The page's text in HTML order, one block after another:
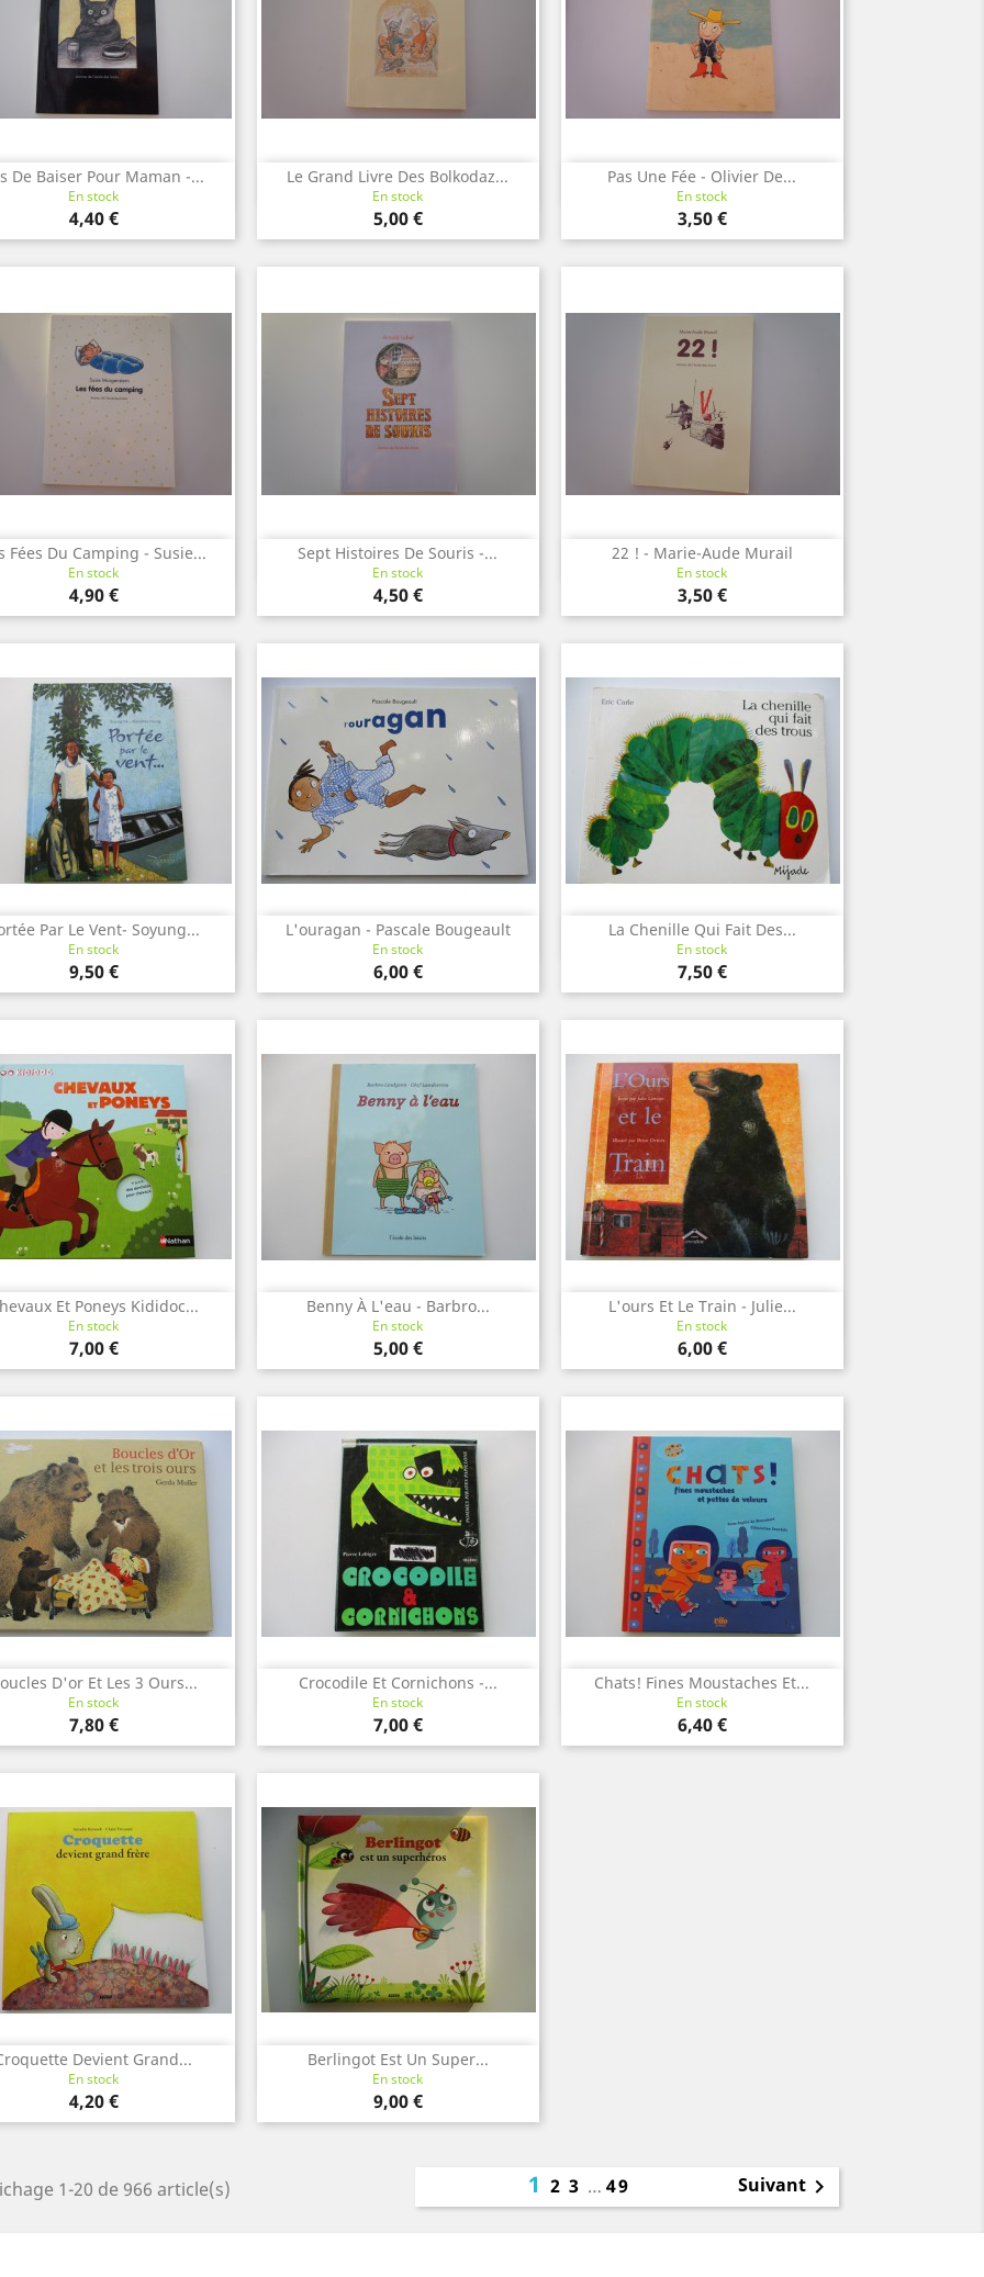
De Baiser Pour Maman -...
En stock
Prix
4,40 €
Aperçu rapide Le Grand Livre Des Bolkodaz...
En stock
Prix
5,00 €
Aperçu rapide Pas Une Fée - Olivier De...
En stock
Prix
3,50 €
Aperçu rapide
Fées Du Camping - Susie...
En stock
Prix
4,90 €
 Aperçu rapide Sept Histoires De Souris -...
En stock
Prix
4,50 €
Aperçu rapide 22 ! - Marie-Aude Murail
En stock
Prix
3,50 €
 Aperçu rapide
Par Le Vent- Soyung...
En stock
Prix
9,50 €
Aperçu rapide L'ouragan - Pascale Bougeault
En stock
Prix
6,00 €
Aperçu rapide La Chenille Qui Fait Des...
En stock
Prix
7,50 €
Aperçu rapide
Et Poneys Kididoc...
En stock
Prix
7,00 €
Aperçu rapide Benny À L'eau - Barbro...
En stock
Prix
5,00 €
Aperçu rapide L'ours Et Le Train - Julie...
En stock
Prix
6,00 €
 Aperçu rapide
D'or Et Les 3 Ours...
En stock
Prix
7,80 €
Aperçu rapide Crocodile Et Cornichons -...
En stock
Prix
7,00 €
Aperçu rapide Chats! Fines Moustaches Et...
En stock
Prix
6,40 €
 Aperçu rapide
Devient Grand...
En stock
Prix
4,20 €
Aperçu rapide Berlingot Est Un Super...
En stock
Prix
9,00 €
Aperçu rapide
1-20 de 966 article(s) 123 … 49 Suivant